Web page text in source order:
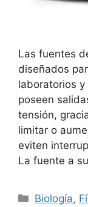
Las fuentes
diseñados
laboratorios y
poseen
tensión,
limitar o
eviten
La fuente a
Categorías
Biología,